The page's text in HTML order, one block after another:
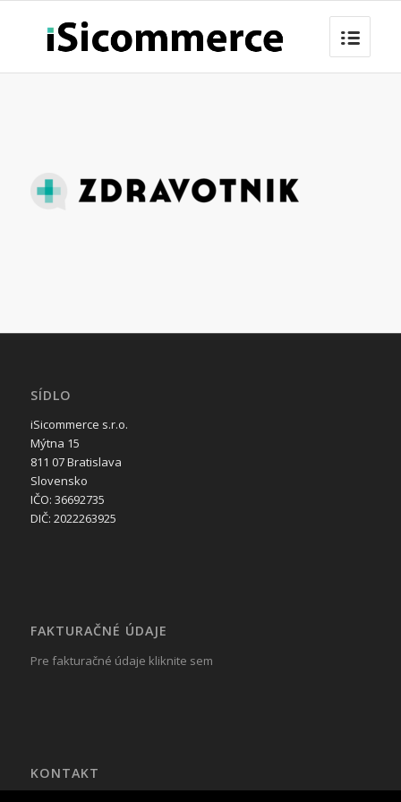
SÍDLO
iSicommerce s.r.o.
Mýtna 15
811 07 Bratislava
Slovensko
IČO: 36692735
DIČ: 2022263925
FAKTURAČNÉ ÚDAJE
Pre fakturačné údaje kliknite sem
KONTAKT